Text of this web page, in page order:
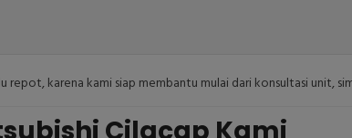
repot, karena kami siap membantu mulai dari konsultasi unit,
Cilacap Kami